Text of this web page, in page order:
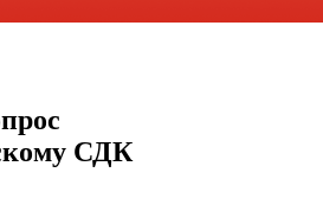
СДК